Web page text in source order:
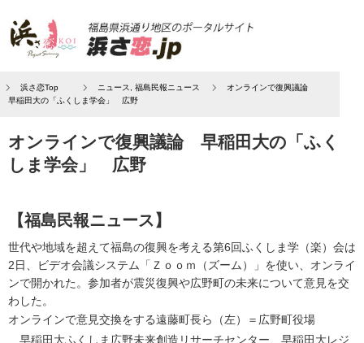
浜さ恋Top ニュース 福島民報ニュース
オンラインで復興議論
早稲田大の「ふくしま学会」 広野
オンラインで復興議論 早稲田大の「ふく
しま学会」 広野
【福島民報ニュース】
世代や地域を超えて福島の復興を考える第6回ふくしま学（楽）会は
2日、ビデオ会議システム「Ｚｏｏｍ（ズーム）」を使い、オンライ
ンで開かれた。参加者が震災復興や広野町の未来について意見を交
わした。
オンラインで意見交換をする遠藤町長ら（左）＝広野町役場
早稲田大ふくしま広野未来創造リサーチセンター、早稲田大レジ